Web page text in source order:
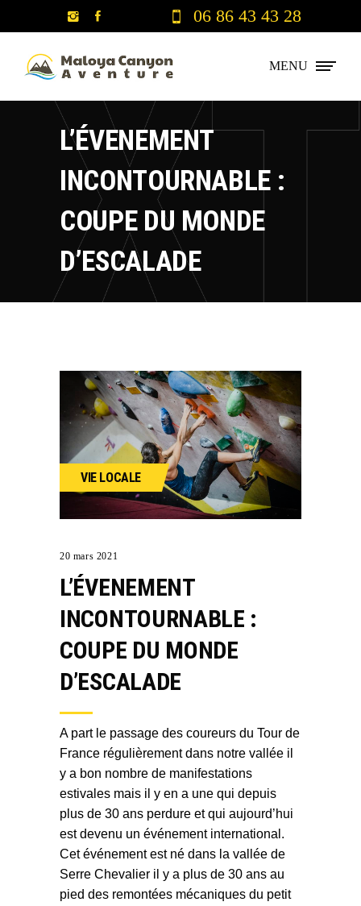
06 86 43 43 28
MENU
L’ÉVENEMENT
INCONTOURNABLE :
COUPE DU MONDE
D’ESCALADE
VIE LOCALE
20 mars 2021
L’ÉVENEMENT
INCONTOURNABLE :
COUPE DU MONDE
D’ESCALADE
A part le passage des coureurs du Tour de
France régulièrement dans notre vallée il
y a bon nombre de manifestations
estivales mais il y en a une qui depuis
plus de 30 ans perdure et qui aujourd’hui
est devenu un événement international.
Cet événement est né dans la vallée de
Serre Chevalier il y a plus de 30 ans au
pied des remontées mécaniques du petit